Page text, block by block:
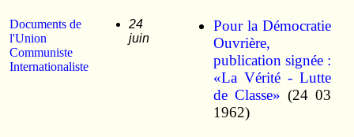
Documents de
l'Union
Communiste
Internationaliste
24
juin
Pour la Démocratie
Ouvrière,
publication signée :
«La Vérité - Lutte
de Classe» (24 03
1962)